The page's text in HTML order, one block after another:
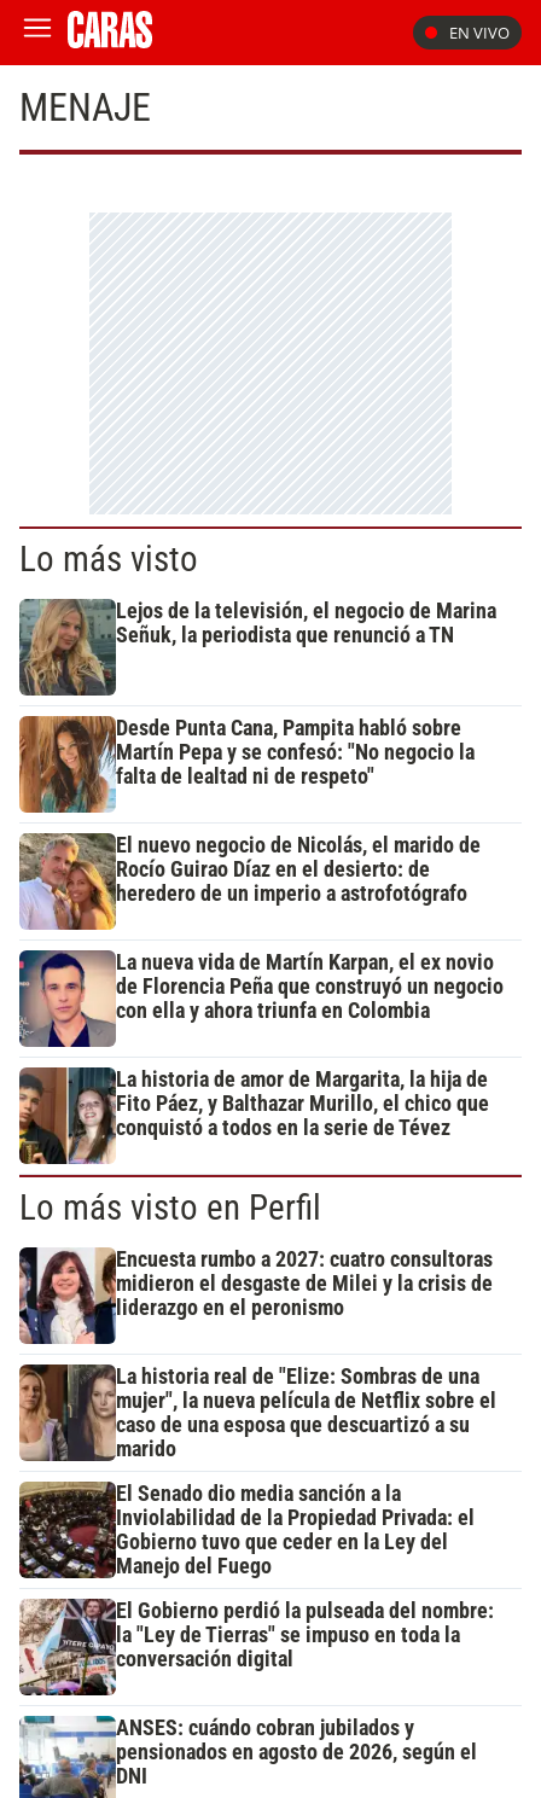
EN VIVO
MENAJE
Lo más visto
Lejos de la televisión, el negocio de Marina
Señuk, la periodista que renunció a TN
Desde Punta Cana, Pampita habló sobre
Martín Pepa y se confesó: "No negocio la
falta de lealtad ni de respeto"
El nuevo negocio de Nicolás, el marido de
Rocío Guirao Díaz en el desierto: de
heredero de un imperio a astrofotógrafo
La nueva vida de Martín Karpan, el ex novio
de Florencia Peña que construyó un negocio
con ella y ahora triunfa en Colombia
La historia de amor de Margarita, la hija de
Fito Páez, y Balthazar Murillo, el chico que
conquistó a todos en la serie de Tévez
Lo más visto en Perfil
Encuesta rumbo a 2027: cuatro consultoras
midieron el desgaste de Milei y la crisis de
liderazgo en el peronismo
La historia real de "Elize: Sombras de una
mujer", la nueva película de Netflix sobre el
caso de una esposa que descuartizó a su
marido
El Senado dio media sanción a la
Inviolabilidad de la Propiedad Privada: el
Gobierno tuvo que ceder en la Ley del
Manejo del Fuego
El Gobierno perdió la pulseada del nombre:
la "Ley de Tierras" se impuso en toda la
conversación digital
ANSES: cuándo cobran jubilados y
pensionados en agosto de 2026, según el
DNI